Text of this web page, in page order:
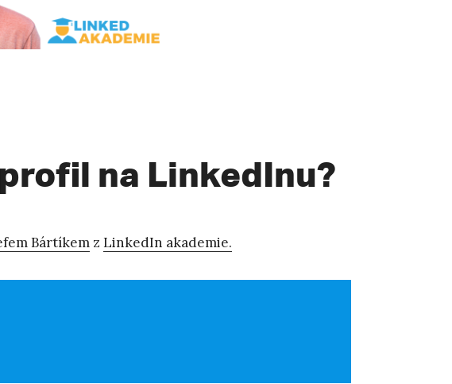
na LinkedInu?
Bártíkem z LinkedIn akademie.